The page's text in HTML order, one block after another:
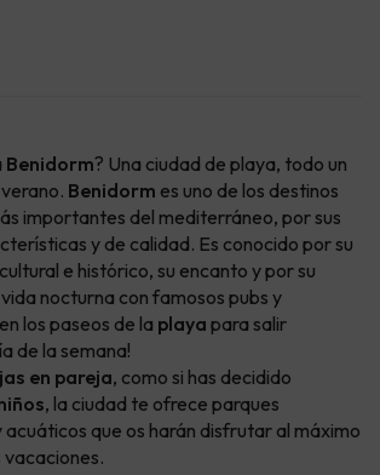
Benidorm? Una ciudad de playa, todo un
Benidorm es uno de los destinos
importantes del mediterráneo, por sus
y de calidad. Es conocido por su
e histórico, su encanto y por su
nocturna con famosos pubs y
los paseos de la playa para salir
de la semana!
en pareja, como si has decidido
, la ciudad te ofrece parques
que os harán disfrutar al máximo